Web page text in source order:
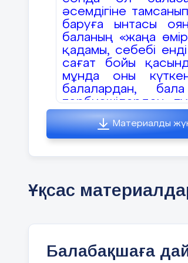
әсемдігіне
баруға ынтасы
баланың «жаңа
қадамы, себебі
сағат бойы
мұнда оны
балалардан,
тәрбиешілерден
ұжым бар.
кезеңі әр балада
өтеді. Қалай
6-8 сағатқа
қаншалықты
ата-ана» әрі орта
ортақ. Кез
Материалды
Ұқсас
Балабақшаға